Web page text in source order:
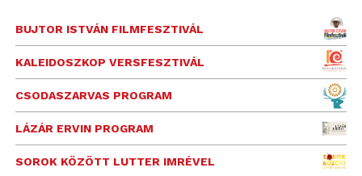
BUJTOR ISTVÁN FILMFESZTIVÁL
KALEIDOSZKOP VERSFESZTIVÁL
CSODASZARVAS PROGRAM
LÁZÁR ERVIN PROGRAM
SOROK KÖZÖTT LUTTER IMRÉVEL